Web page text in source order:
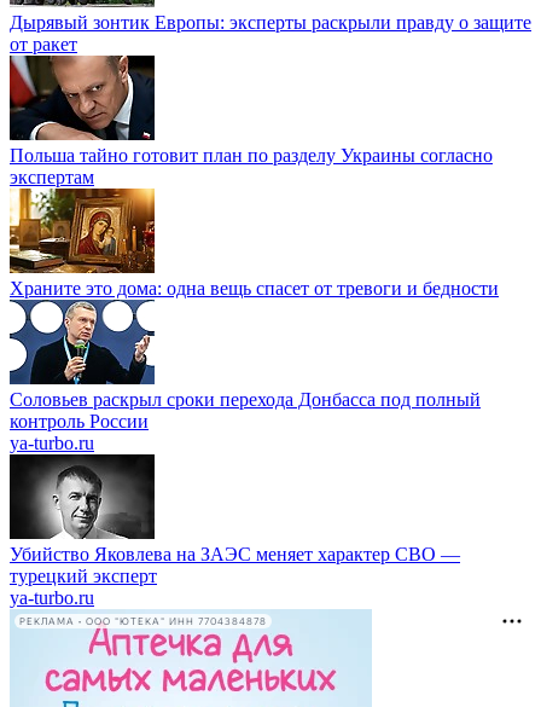
Дырявый зонтик Европы: эксперты раскрыли правду о защите
от ракет
Польша тайно готовит план по разделу Украины согласно
экспертам
Храните это дома: одна вещь спасет от тревоги и бедности
Соловьев раскрыл сроки перехода Донбасса под полный
контроль России
ya-turbo.ru
Убийство Яковлева на ЗАЭС меняет характер СВО —
турецкий эксперт
ya-turbo.ru
РЕКЛАМА • ООО "ЮТЕКА" ИНН 7704384878